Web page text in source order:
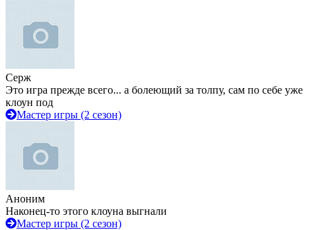
Серж
Это игра прежде всего... а болеющий за толпу, сам по себе уже
клоун под
Мастер игры (2 сезон)
Аноним
Наконец-то этого клоуна выгнали
Мастер игры (2 сезон)